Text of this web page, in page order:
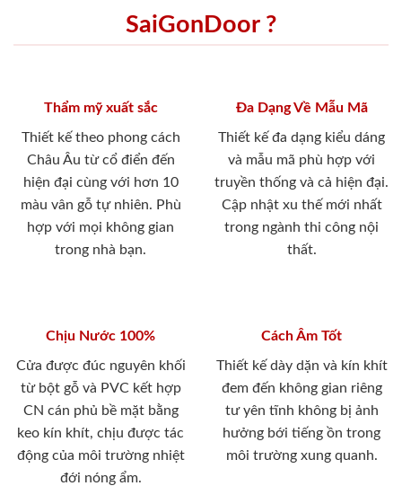
SaiGonDoor ?
Thẩm mỹ xuất sắc
Thiết kế theo phong cách
Châu Âu từ cổ điển đến
hiện đại cùng với hơn 10
màu vân gỗ tự nhiên. Phù
hợp với mọi không gian
trong nhà bạn.
Đa Dạng Về Mẫu Mã
Thiết kế đa dạng kiểu dáng
và mẫu mã phù hợp với
truyền thống và cả hiện đại.
Cập nhật xu thế mới nhất
trong ngành thi công nội
thất.
Chịu Nước 100%
Cửa được đúc nguyên khối
từ bột gỗ và PVC kết hợp
CN cán phủ bề mặt bằng
keo kín khít, chịu được tác
động của môi trường nhiệt
đới nóng ẩm.
Cách Âm Tốt
Thiết kế dày dặn và kín khít
đem đến không gian riêng
tư yên tĩnh không bị ảnh
hưởng bới tiếng ồn trong
môi trường xung quanh.